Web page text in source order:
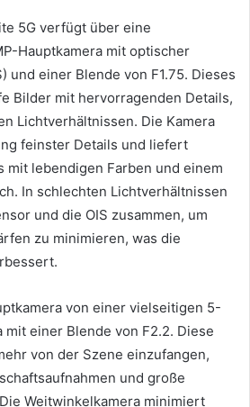
5G verfügt über eine
Hauptkamera mit optischer
und einer Blende von F1.75. Dieses
Bilder mit hervorragenden Details,
Lichtverhältnissen. Die Kamera
feinster Details und liefert
mit lebendigen Farben und einem
In schlechten Lichtverhältnissen
und die OIS zusammen, um
zu minimieren, was die
von einer vielseitigen 5-
mit einer Blende von F2.2. Diese
von der Szene einzufangen,
und große
Weitwinkelkamera minimiert